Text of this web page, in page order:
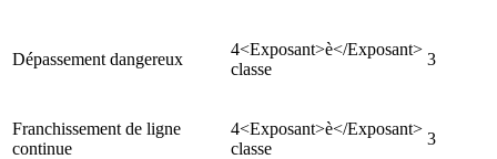
Dépassement dangereux
4<Exposant>è</Exposant>
classe
3
Franchissement de ligne
continue
4<Exposant>è</Exposant>
classe
3